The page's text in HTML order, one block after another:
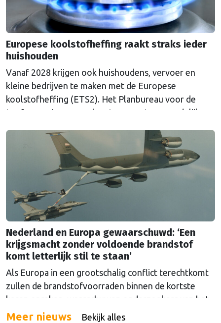
Europese koolstofheffing raakt straks ieder
huishouden
Vanaf 2028 krijgen ook huishoudens, vervoer en
kleine bedrijven te maken met de Europese
koolstofheffing (ETS2). Het Planbureau voor de
Leefomgeving waarschuwt voor extra maandelijkse
Nederland en Europa gewaarschuwd: ‘Een
krijgsmacht zonder voldoende brandstof
komt letterlijk stil te staan’
Als Europa in een grootschalig conflict terechtkomt
zullen de brandstofvoorraden binnen de kortste
keren opraken, waarschuwen onderzoekers van het
The Hague Centre for Strategic Studies. Vooral
Meer nieuws Bekijk alles